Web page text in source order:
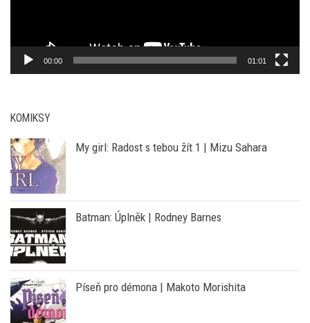
00:00 01:01
KOMIKSY
My girl: Radost s tebou žít 1 | Mizu Sahara
Batman: Úplněk | Rodney Barnes
Píseň pro démona | Makoto Morishita